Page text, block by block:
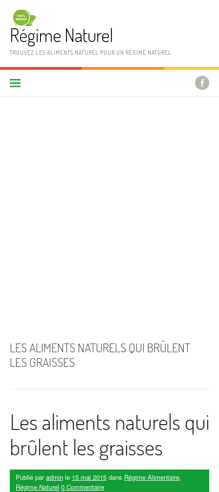
Régime Naturel
TROUVEZ LES ALIMENTS NATUREL POUR UN RÉGIME NATUREL
LES ALIMENTS NATURELS QUI BRÛLENT
LES GRAISSES
Les aliments naturels qui
brûlent les graisses
Publié paradmin le 15 mai 2015 dans Régime Alimentaire,
Régime Naturel 0 Commentaire